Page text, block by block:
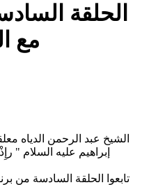
الحلقة
مع
الشيخ عبد الرحمن الدياه
إبراهيم عليه السلام "
تابعوا الحلقة السادسة من